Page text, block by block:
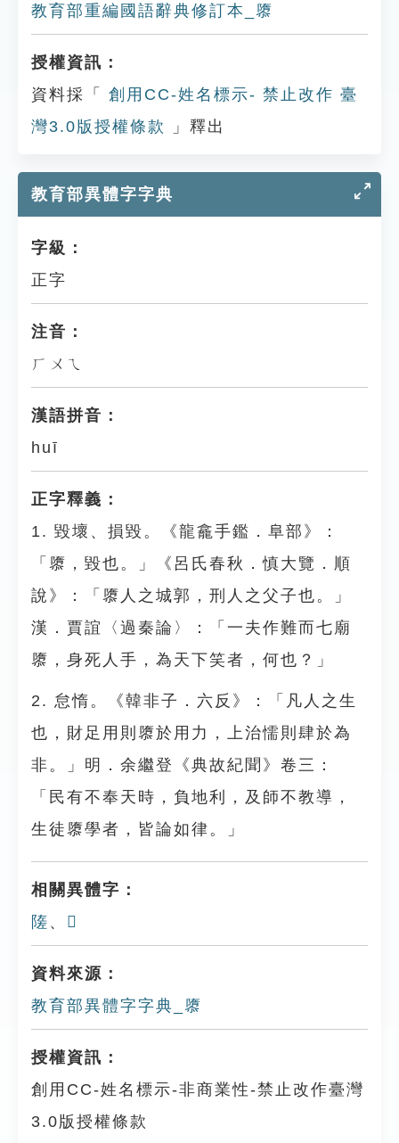
教育部重編國語辭典修訂本_隳
授權資訊：
資料採「
創用CC-姓名標示- 禁止改作 臺
灣3.0版授權條款
」釋出
教育部異體字字典
字級：
正字
注音：
ㄏㄨㄟ
漢語拼音：
huī
正字釋義：
1. 毀壞、損毀。《龍龕手鑑．阜部》：
「隳，毀也。」《呂氏春秋．慎大覽．順
說》：「隳人之城郭，刑人之父子也。」
漢．賈誼〈過秦論〉：「一夫作難而七廟
隳，身死人手，為天下笑者，何也？」
2. 怠惰。《韓非子．六反》：「凡人之生
也，財足用則隳於用力，上治懦則肆於為
非。」明．余繼登《典故紀聞》卷三：
「民有不奉天時，負地利，及師不教導，
生徒隳學者，皆論如律。」
相關異體字：
隓 、 𢀡
資料來源：
教育部異體字字典_隳
授權資訊：
創用CC-姓名標示-非商業性-禁止改作臺灣
3.0版授權條款